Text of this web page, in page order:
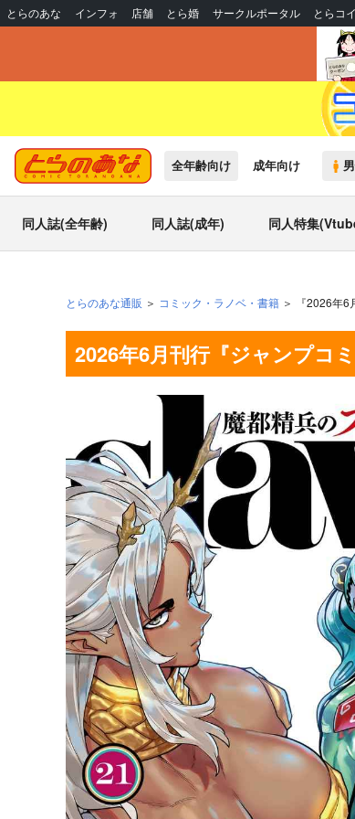
とらのあな インフォ 店舗 とら婚 サークルポータル とらコ
全年齢向け 成年向け
同人誌(全年齢) 同人誌(成年) 同人特集
とらのあな通販 コミック・ラノベ・書籍 『2026年
2026年6月刊行『ジャンプコ